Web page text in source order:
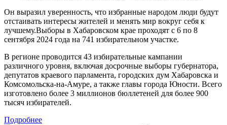
Он выразил уверенность, что избранные народом люди будут
отстаивать интересы жителей и менять мир вокруг себя к
лучшему.Выборы в Хабаровском крае проходят с 6 по 8
сентября 2024 года на 741 избирательном участке.
В регионе проводится 43 избирательные кампании
различного уровня, включая досрочные выборы губернатора,
депутатов краевого парламента, городских дум Хабаровска и
Комсомольска-на-Амуре, а также главы города Юности. Всего
изготовлено более 3 миллионов бюллетеней для более 900
тысяч избирателей.
Подробнее